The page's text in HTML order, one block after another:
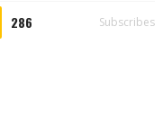
286 Subscribes